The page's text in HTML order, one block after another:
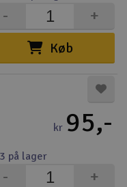
Køb
+
-
kr 95,-
+
-
3 på lager